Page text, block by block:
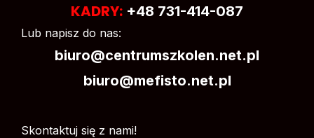
KADRY: +48 731-414-087
Lub napisz do nas:
biuro@centrumszkolen.net.pl
biuro@mefisto.net.pl
Skontaktuj się z nami!